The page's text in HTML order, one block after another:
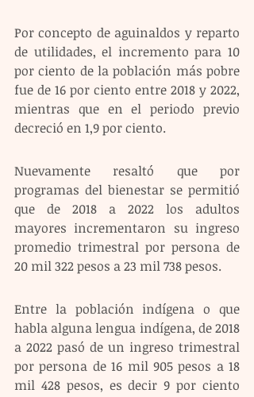
Por concepto de aguinaldos y reparto
de utilidades, el incremento para 10
por ciento de la población más pobre
fue de 16 por ciento entre 2018 y 2022,
mientras que en el periodo previo
decreció en 1,9 por ciento.
Nuevamente resaltó que por
programas del bienestar se permitió
que de 2018 a 2022 los adultos
mayores incrementaron su ingreso
promedio trimestral por persona de
20 mil 322 pesos a 23 mil 738 pesos.
Entre la población indígena o que
habla alguna lengua indígena, de 2018
a 2022 pasó de un ingreso trimestral
por persona de 16 mil 905 pesos a 18
mil 428 pesos, es decir 9 por ciento